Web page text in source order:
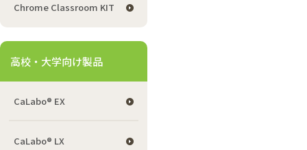
Chrome Classroom KIT
高校・大学向け製品
CaLabo® EX
CaLabo® LX